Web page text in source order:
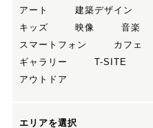
アート
建築デザイン
キッズ
映像 音楽
スマートフォン
カフェ
ギャラリー
T-SITE
アウトドア
エリアを選択